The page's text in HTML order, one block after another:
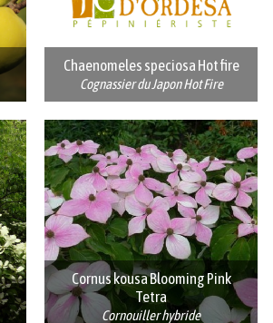
Chaenomeles speciosa Hot fire
Cognassier du Japon Hot Fire
Cornus kousa Blooming Pink
Tetra
Cornouiller hybride